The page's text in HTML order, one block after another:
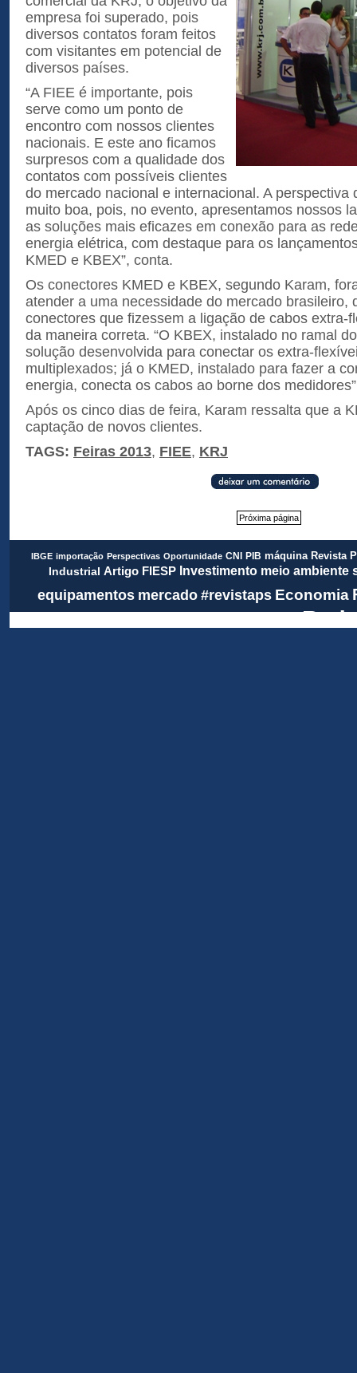
empresa foi superado, pois
diversos contatos foram feitos
com visitantes em potencial de
diversos países.
“A FIEE é importante, pois
serve como um ponto de
encontro com nossos clientes
nacionais. E este ano ficamos
surpresos com a qualidade dos
contatos com possíveis clientes
do mercado nacional e internacional. A perspectiva
muito boa, pois, no evento, apresentamos nossos
as soluções mais eficazes em conexão para as
energia elétrica, com destaque para os
KMED e KBEX”, conta.
Os conectores KMED e KBEX, segundo Karam,
atender a uma necessidade do mercado brasileiro,
conectores que fizessem a ligação de cabos extra-
da maneira correta. “O KBEX, instalado no ramal
solução desenvolvida para conectar os extra-
multiplexados; já o KMED, instalado para fazer a
energia, conecta os cabos ao borne dos
Após os cinco dias de feira, Karam ressalta que a
captação de novos clientes.
TAGS: Feiras 2013, FIEE, KRJ
Próxima página
IBGE importação Perspectivas Oportunidade CNI PIB máquina Revista
Industrial Artigo FIESP Investimento meio ambiente
equipamentos mercado #revistaps Economia